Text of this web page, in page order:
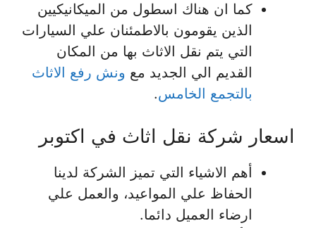
كما ان هناك اسطول من الميكانيكيين
الذين يقومون بالاطمئنان علي السيارات
التي يتم نقل الاثاث بها من المكان
القديم الي الجديد مع ونش رفع الاثاث
بالتجمع الخامس.
اسعار شركة نقل اثاث في اكتوبر
أهم الاشياء التي تميز الشركة لدينا
الحفاظ علي المواعيد، والعمل علي
ارضاء العميل دائما.